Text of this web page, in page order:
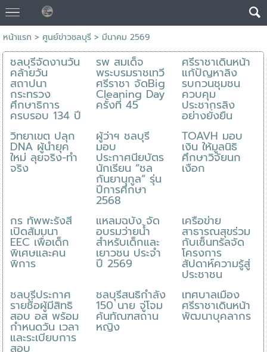
หน้าแรก > ศูนย์ข่าวชลบุรี> มีนาคม 2569
ชลบุรีจัดงานวัน
คล้ายวัน
สถาปนา
กระทรวง
ศึกษาธิการ
ครบรอบ 134 ปี
รพ สมเด็จ
พระบรมราชเทวี
ศรีราชา จัดBig
Cleaning Day
ครั้งที่ 45
ศรีราชาเดินหน้า
แก้ปัญหาลิง
รบกวนชุมชน
ควบคุม
ประชากรลิง
อย่างยั่งยืน
วิทยาเขต ปลุก
DNA ผู้นำยุค
ใหม่ ลุยจริง-ทำ
จริง
ผู้ว่าฯ ชลบุรี
มอบ
ประกาศนียบัตร
นักเรียน “ชล
กันยานุกูล” รุ่น
ปีการศึกษา
2568
TOAVH มอบ
เงิน ให้มูลนิธิ
ศึกษาวิจัยนก
เงือก
กร ทัพพะรังสี
เปิดสัมมนา
EEC เพื่อเด็ก
พิเศษและคน
พิการ
แหลมฉบัง จัด
อบรมว่ายน้ำ
สำหรับเด็กและ
เยาวชน ประจำ
ปี 2569
เครือข่าย
สาธารณสุขร่วม
กับเซ็นทรัลจัด
โครงการ
สัปดาห์ความรู้สู่
ประชาชน
ชลบุรีประกาศ
รายชื่อผู้มีสิทธิ
สอบ อส พร้อม
กำหนดวัน เวลา
และระเบียบการ
สอบ
ชลบุรีสนธิกำลัง
150 นาย จู่โจม
ค้นทัณฑสถาน
หญิง
เทศบาลเมือง
ศรีราชาเดินหน้า
พัฒนาบุคลากร